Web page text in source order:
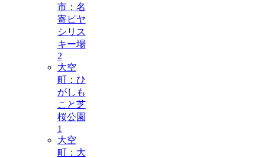
市：名
寄ピヤ
シリス
キー場
2
大空
町：ひ
がしも
こと芝
桜公園
1
大空
町：大